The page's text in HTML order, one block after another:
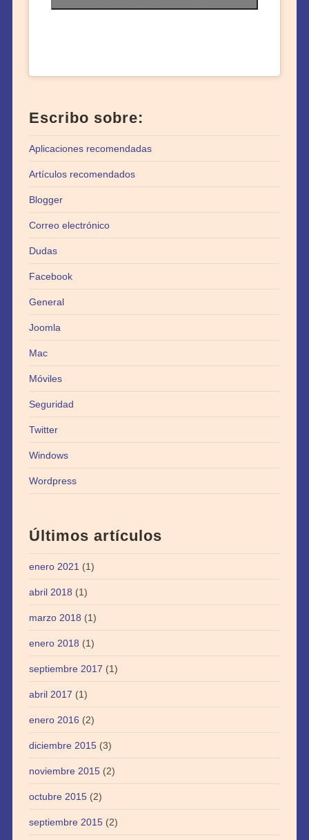
Escribo sobre:
Aplicaciones recomendadas
Artículos recomendados
Blogger
Correo electrónico
Dudas
Facebook
General
Joomla
Mac
Móviles
Seguridad
Twitter
Windows
Wordpress
Últimos artículos
enero 2021 (1)
abril 2018 (1)
marzo 2018 (1)
enero 2018 (1)
septiembre 2017 (1)
abril 2017 (1)
enero 2016 (2)
diciembre 2015(3)
noviembre 2015(2)
octubre 2015(2)
septiembre 2015(2)